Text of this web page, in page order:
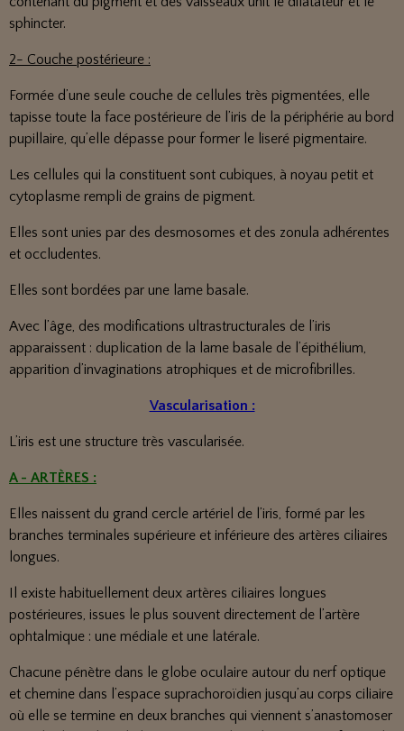
sphincter.
2- Couche postérieure :
Formée d’une seule couche de cellules très pigmentées, elle
tapisse toute la face postérieure de l’iris de la périphérie au bord
pupillaire, qu’elle dépasse pour former le liseré pigmentaire.
Les cellules qui la constituent sont cubiques, à noyau petit et
cytoplasme rempli de grains de pigment.
Elles sont unies par des desmosomes et des zonula adhérentes
et occludentes.
Elles sont bordées par une lame basale.
Avec l’âge, des modifications ultrastructurales de l’iris
apparaissent : duplication de la lame basale de l’épithélium,
apparition d’invaginations atrophiques et de microfibrilles.
Vascularisation :
L’iris est une structure très vascularisée.
A - ARTÈRES :
Elles naissent du grand cercle artériel de l’iris, formé par les
branches terminales supérieure et inférieure des artères ciliaires
longues.
Il existe habituellement deux artères ciliaires longues
postérieures, issues le plus souvent directement de l’artère
ophtalmique : une médiale et une latérale.
Chacune pénètre dans le globe oculaire autour du nerf optique
et chemine dans l’espace suprachoroïdien jusqu’au corps ciliaire
où elle se termine en deux branches qui viennent s’anastomoser